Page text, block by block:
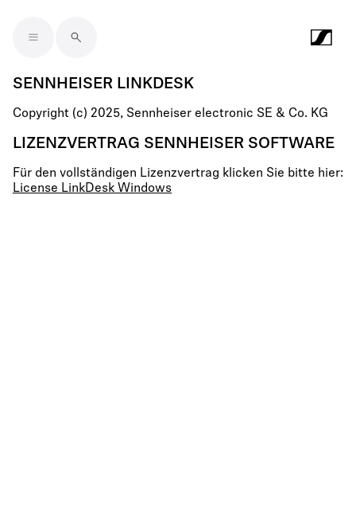
SENNHEISER LINKDESK
Copyright (c) 2025, Sennheiser electronic SE & Co. KG
LIZENZVERTRAG SENNHEISER SOFTWARE
Für den vollständigen Lizenzvertrag klicken Sie bitte hier:
License LinkDesk Windows